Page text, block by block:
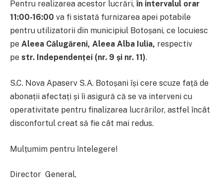
Pentru realizarea acestor lucrări,în intervalul orar
11:00-16:00 va fi sistată furnizarea apei potabile
pentru utilizatorii din municipiul Botoșani, ce locuiesc
pe Aleea Călugăreni, Aleea Alba Iulia, respectiv
pe str. Independenței (nr. 9 și nr. 11).
S.C. Nova Apaserv S.A. Botoșani își cere scuze față de
abonații afectați și îi asigură că se va interveni cu
operativitate pentru finalizarea lucrărilor, astfel încât
disconfortul creat să fie cât mai redus.
Mulțumim pentru întelegere!
Director General,